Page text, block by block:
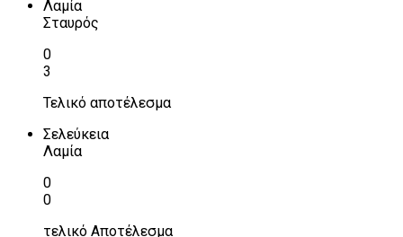
Λαμία
Σταυρός
0
3
Τελικό αποτέλεσμα
Σελεύκεια
Λαμία
0
0
τελικό Αποτέλεσμα